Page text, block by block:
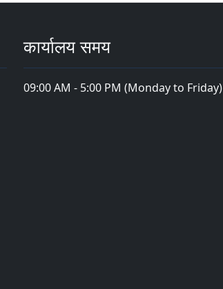
कार्यालय समय
09:00 AM - 5:00 PM (Monday to Friday)